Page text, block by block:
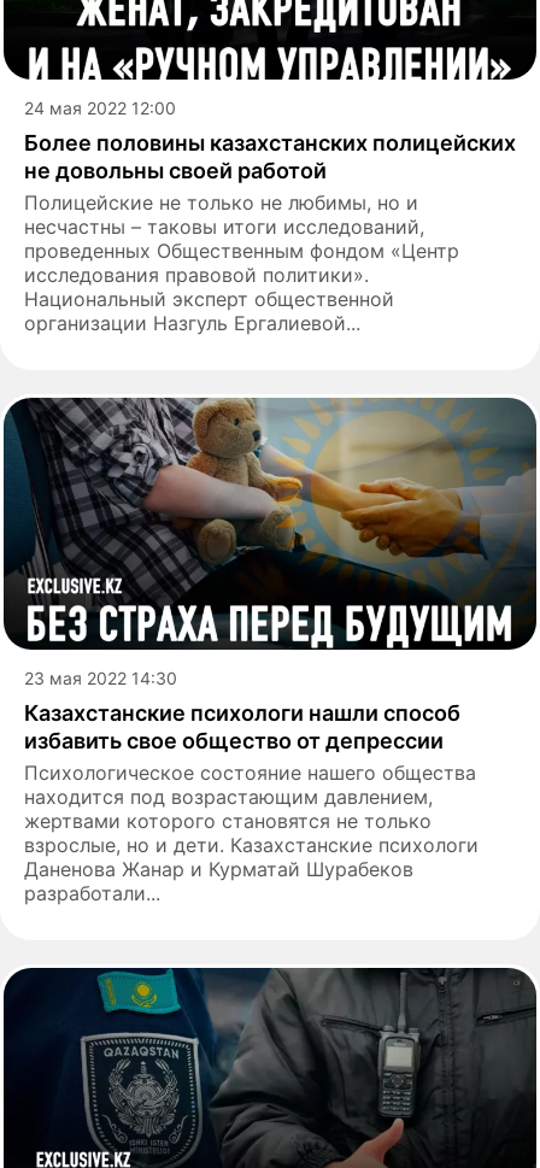
24 мая 2022 12:00
Более половины казахстанских полицейских
не довольны своей работой
Полицейские не только не любимы, но и
несчастны – таковы итоги исследований,
проведенных Общественным фондом «Центр
исследования правовой политики».
Национальный эксперт общественной
организации Назгуль Ергалиевой...
23 мая 2022 14:30
Казахстанские психологи нашли способ
избавить свое общество от депрессии
Психологическое состояние нашего общества
находится под возрастающим давлением,
жертвами которого становятся не только
взрослые, но и дети. Казахстанские психологи
Даненова Жанар и Курматай Шурабеков
разработали...